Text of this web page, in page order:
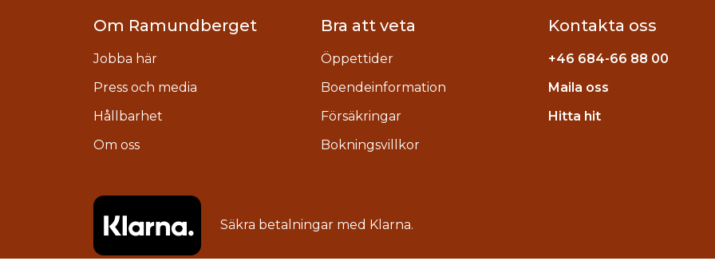
Om Ramundberget
Jobba här
Press och media
Hållbarhet
Om oss
Bra att veta
Öppettider
Boendeinformation
Försäkringar
Bokningsvillkor
Kontakta oss
+46 684-66 88 00
Maila oss
Hitta hitstagram
Säkra betalningar med Klarna.